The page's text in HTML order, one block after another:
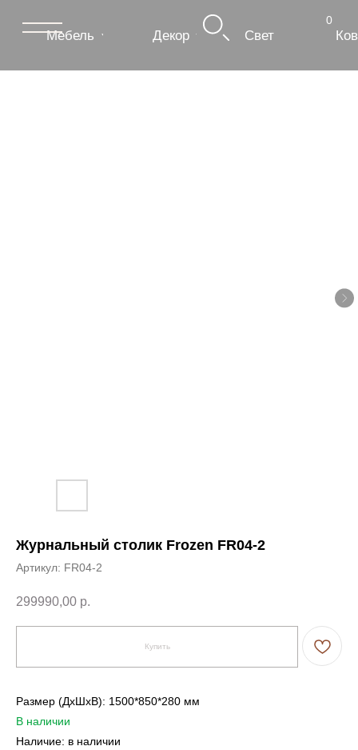
Мебель
Журнальный столик Frozen FR04-2
Артикул: FR04-2
299990,00 р.
Купить
Размер (ДxШxВ): 1500*850*280 мм
В наличии
Наличие: в наличии